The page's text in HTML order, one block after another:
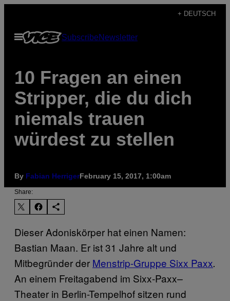
content
+ DEUTSCH
Open
Menu
SubscribeNewsletter
10 Fragen an einen
Stripper, die du dich
niemals trauen
würdest zu stellen
By Fabian HerrigerFebruary 15, 2017, 1:00am
Share:
Dieser Adoniskörper hat einen Namen:
Bastian Maan. Er ist 31 Jahre alt und
Mitbegründer der Menstrip-Gruppe Sixx Paxx.
An einem Freitagabend im Sixx-Paxx–
Theater in Berlin-Tempelhof sitzen rund